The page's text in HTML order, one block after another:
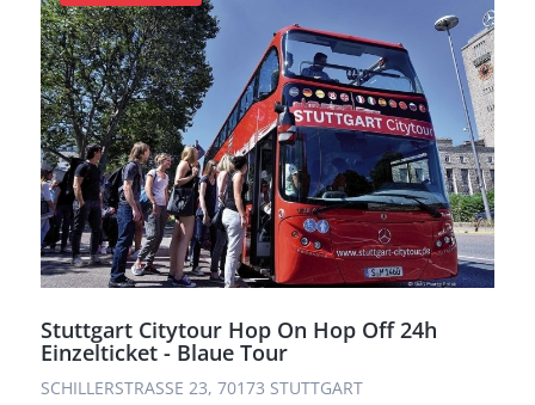
Stuttgart Citytour Hop On Hop Off 24h
Einzelticket - Blaue Tour
SCHILLERSTRASSE 23, 70173 STUTTGART